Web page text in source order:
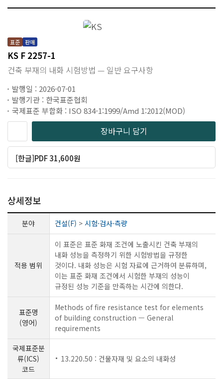
표준 판매
KS F 2257-1
건축 부재의 내화 시험방법 — 일반 요구사항
발행일 : 2026-07-01
발행기관 : 한국표준협회
국제표준 부합화 : ISO 834-1:1999/Amd 1:2012(MOD)
장바구니 담기
[한글]PDF 31,600원
상세정보
분야 건설(F) > 시험·검사·측량
적용 범위
이 표준은 표준 화재 조건에 노출시킨 건축 부재의
내화 성능을 측정하기 위한 시험방법을 규정한
것이다. 내화 성능은 시험 자료에 근거하여 분류하며,
이는 표준 화재 조건에서 시험한 부재의 성능이
규정된 성능 기준을 만족하는 시간에 의한다.
표준명
(영어)
Methods of fire resistance test for elements
of building construction — General
requirements
국제표준분
류(ICS)
코드
13.220.50 : 건물자재 및 요소의 내화성